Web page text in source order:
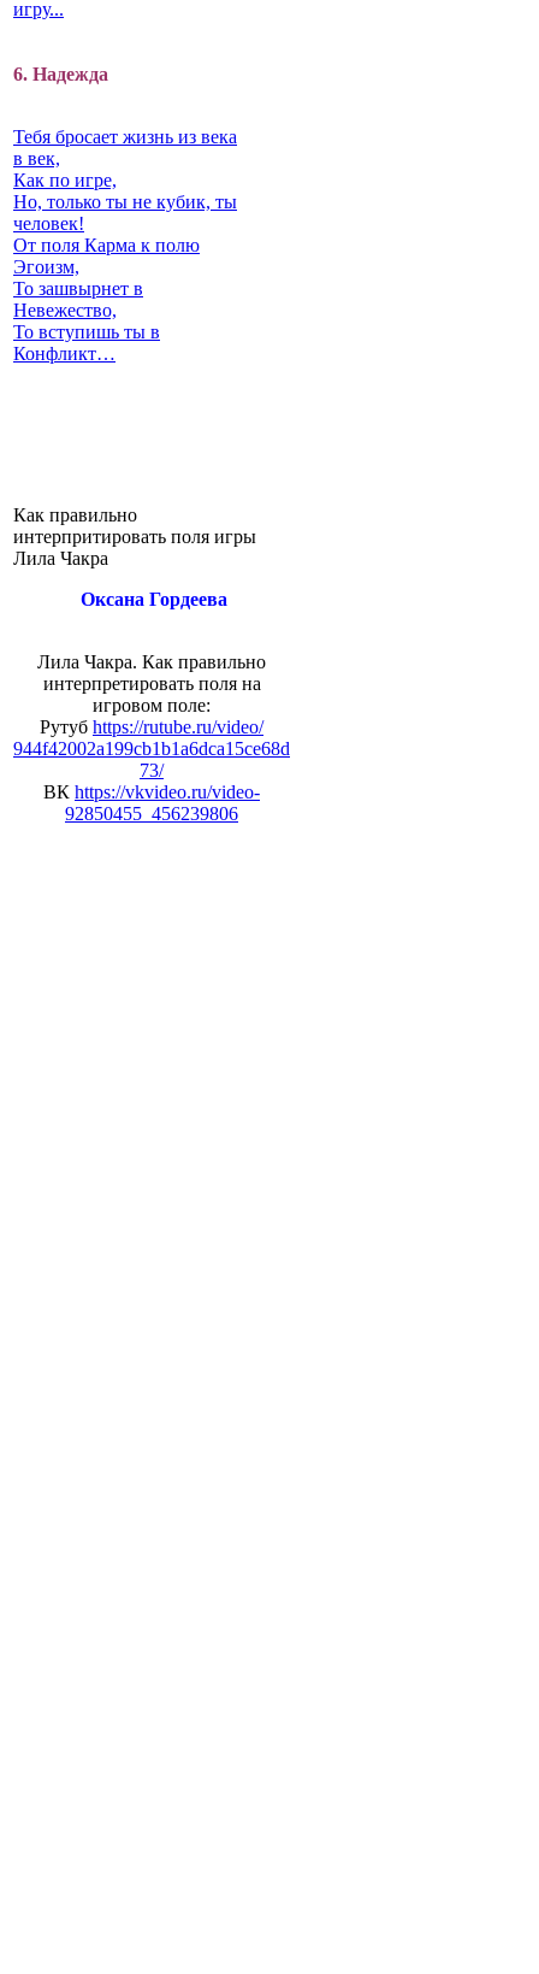
игру...
6. Надежда
Тебя бросает жизнь из века
в век,
Как по игре,
Но, только ты не кубик, ты
человек!
От поля Карма к полю
Эгоизм,
То зашвырнет в
Невежество,
То вступишь ты в
Конфликт…
Как правильно
интерпритировать поля игры
Лила Чакра
Оксана Гордеева
Лила Чакра. Как правильно
интерпретировать поля на
игровом поле:
Рутуб https://rutube.ru/video/
944f42002a199cb1b1a6dca15ce68d
73/
ВК https://vkvideo.ru/video-
92850455_456239806